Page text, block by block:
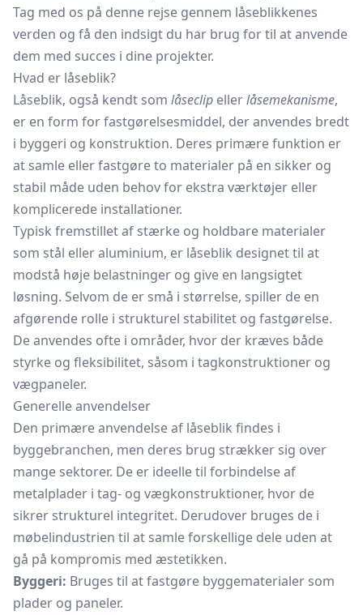
Tag med os på denne rejse gennem låseblikkenes
verden og få den indsigt du har brug for til at anvende
dem med succes i dine projekter.
Hvad er låseblik?
Låseblik, også kendt som låseclip ellerlåsemekanisme,
er en form for fastgørelsesmiddel, der anvendes bredt
i byggeri og konstruktion. Deres primære funktion er
at samle eller fastgøre to materialer på en sikker og
stabil måde uden behov for ekstra værktøjer eller
komplicerede installationer.
Typisk fremstillet af stærke og holdbare materialer
som stål eller aluminium, er låseblik designet til at
modstå høje belastninger og give en langsigtet
løsning. Selvom de er små i størrelse, spiller de en
afgørende rolle i strukturel stabilitet og fastgørelse.
De anvendes ofte i områder, hvor der kræves både
styrke og fleksibilitet, såsom i tagkonstruktioner og
vægpaneler.
Generelle anvendelser
Den primære anvendelse af låseblik findes i
byggebranchen, men deres brug strækker sig over
mange sektorer. De er ideelle til forbindelse af
metalplader i tag- og vægkonstruktioner, hvor de
sikrer strukturel integritet. Derudover bruges de i
møbelindustrien til at samle forskellige dele uden at
gå på kompromis med æstetikken.
Byggeri: Bruges til at fastgøre byggematerialer som
plader og paneler.